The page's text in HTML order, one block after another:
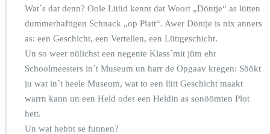
j
e
v
e
r
t
e
l
Wat´s dat denn? Oole Lüüd kennt dat Woort „Döntje“ as lütten
dummerhaftigen Schnack „op Platt“. Awer Döntje is nix anners
as: een Geschicht, een Vertellen, een Lüttgeschicht.
Un so weer nülichst een negente Klass´mit jüm ehr
Schoolmeesters in´t Museum un harr de Opgaav kregen: Söökt
ju wat in´t heele Museum, wat to een lütt Geschicht maakt
warrn kann un een Held oder een Heldin as sonöömten Plot
hett.
Un wat hebbt se funnen?